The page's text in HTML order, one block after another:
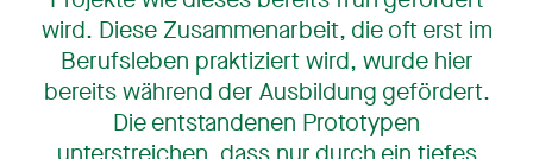
wird. Diese Zusammenarbeit, die oft erst im
Berufsleben praktiziert wird, wurde hier
bereits während der Ausbildung gefördert.
Die entstandenen Prototypen